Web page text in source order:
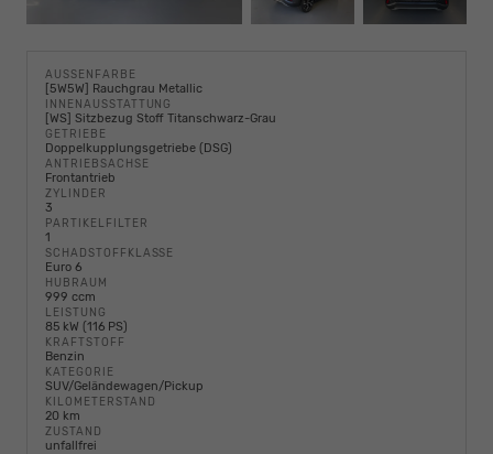
AUSSENFARBE
[5W5W] Rauchgrau Metallic
INNENAUSSTATTUNG
[WS] Sitzbezug Stoff Titanschwarz-Grau
GETRIEBE
Doppelkupplungsgetriebe (DSG)
ANTRIEBSACHSE
Frontantrieb
ZYLINDER
3
PARTIKELFILTER
1
SCHADSTOFFKLASSE
Euro 6
HUBRAUM
999 ccm
LEISTUNG
85 kW (116 PS)
KRAFTSTOFF
Benzin
KATEGORIE
SUV/Geländewagen/Pickup
KILOMETERSTAND
20 km
ZUSTAND
unfallfrei